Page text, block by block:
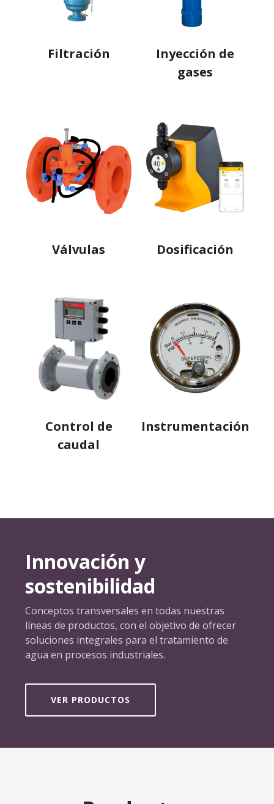
Filtración
Inyección de
gases
Válvulas Dosificación
Control de
caudal
Instrumentación
Innovación y
sostenibilidad
Conceptos transversales en todas nuestras
líneas de productos, con el objetivo de ofrecer
soluciones integrales para el tratamiento de
agua en procesos industriales.
VER PRODUCTOS